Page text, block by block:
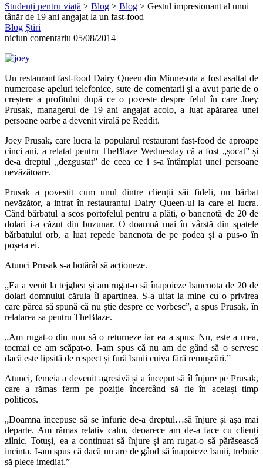
Studenți pentru viață > Blog > Blog > Gestul impresionant al unui
tânăr de 19 ani angajat la un fast-food
Blog Știri
niciun comentariu 05/08/2014
Un restaurant fast-food Dairy Queen din Minnesota a fost asaltat de
numeroase apeluri telefonice, sute de comentarii și a avut parte de o
creștere a profitului după ce o poveste despre felul în care Joey
Prusak, managerul de 19 ani angajat acolo, a luat apărarea unei
persoane oarbe a devenit virală pe Reddit.
Joey Prusak, care lucra la popularul restaurant fast-food de aproape
cinci ani, a relatat pentru TheBlaze Wednesday că a fost „șocat” și
de-a dreptul „dezgustat” de ceea ce i s-a întâmplat unei persoane
nevăzătoare.
Prusak a povestit cum unul dintre clienții săi fideli, un bărbat
nevăzător, a intrat în restaurantul Dairy Queen-ul la care el lucra.
Când bărbatul a scos portofelul pentru a plăti, o bancnotă de 20 de
dolari i-a căzut din buzunar. O doamnă mai în vârstă din spatele
bărbatului orb, a luat repede bancnota de pe podea și a pus-o în
poșeta ei.
Atunci Prusak s-a hotărât să acționeze.
„Ea a venit la tejghea și am rugat-o să înapoieze bancnota de 20 de
dolari domnului căruia îi aparținea. S-a uitat la mine cu o privirea
care părea să spună că nu știe despre ce vorbesc”, a spus Prusak, în
relatarea sa pentru TheBlaze.
„Am rugat-o din nou să o returneze iar ea a spus: Nu, este a mea,
tocmai ce am scăpat-o. I-am spus că nu am de gând să o servesc
dacă este lipsită de respect și fură banii cuiva fără remușcări.”
Atunci, femeia a devenit agresivă și a început să îl înjure pe Prusak,
care a rămas ferm pe poziție încercând să fie în același timp
politicos.
„Doamna începuse să se înfurie de-a dreptul…să înjure și așa mai
departe. Am rămas relativ calm, deoarece am de-a face cu clienți
zilnic. Totuși, ea a continuat să înjure și am rugat-o să părăsească
incinta. I-am spus că dacă nu are de gând să înapoieze banii, trebuie
să plece imediat.”